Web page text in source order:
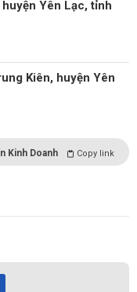
Yên Lạc, tỉnh
Kiên, huyện Yên
Kinh Doanh Copy link